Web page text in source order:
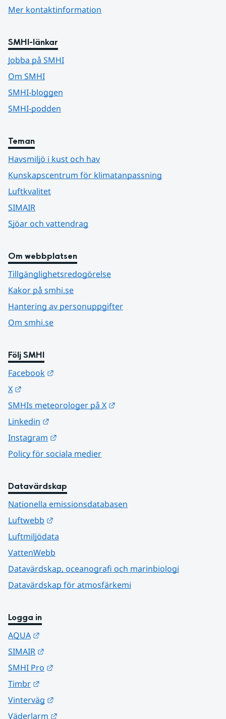
Mer kontaktinformation
SMHI-länkar
Jobba på SMHI
Om SMHI
SMHI-bloggen
SMHI-podden
Teman
Havsmiljö i kust och hav
Kunskapscentrum för klimatanpassning
Luftkvalitet
SIMAIR
Sjöar och vattendrag
Om webbplatsen
Tillgänglighetsredogörelse
Kakor på smhi.se
Hantering av personuppgifter
Om smhi.se
Följ SMHI
Facebook
X
SMHIs meteorologer på X
Linkedin
Instagram
Policy för sociala medier
Datavärdskap
Nationella emissionsdatabasen
Luftwebb
Luftmiljödata
VattenWebb
Datavärdskap, oceanografi och marinbiologi
Datavärdskap för atmosfärkemi
Logga in
AQUA
SIMAIR
SMHI Pro
Timbr
Vinterväg
Väderlarm